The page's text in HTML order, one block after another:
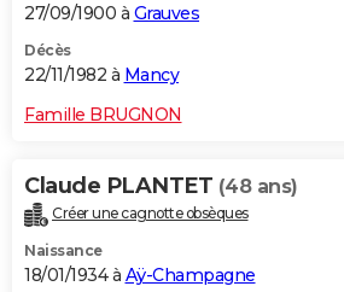
27/09/1900 à Grauves
Décès
22/11/1982 à Mancy
Famille BRUGNON
Claude PLANTET (48 ans)
Créer une cagnotte obsèques
Naissance
18/01/1934 à Aÿ-Champagne